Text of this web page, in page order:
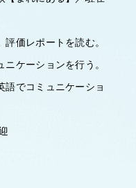
価レポートを読む。
ケーションを行う。
でコミュニケーショ